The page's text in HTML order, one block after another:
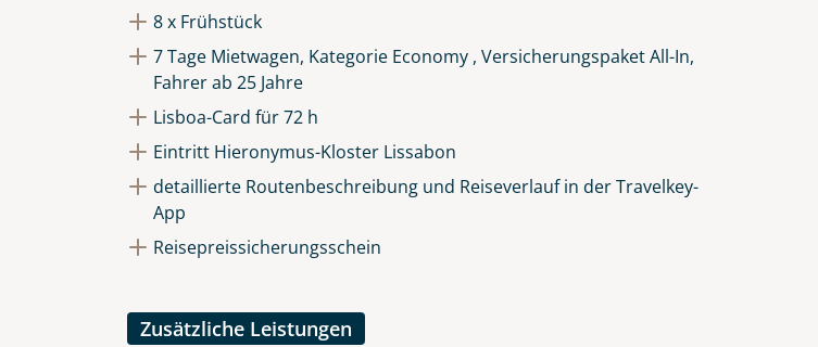
8 x Frühstück
7 Tage Mietwagen, Kategorie Economy , Versicherungspaket All-In,
Fahrer ab 25 Jahre
Lisboa-Card für 72 h
Eintritt Hieronymus-Kloster Lissabon
detaillierte Routenbeschreibung und Reiseverlauf in der Travelkey-
App
Reisepreissicherungsschein
Zusätzliche Leistungen